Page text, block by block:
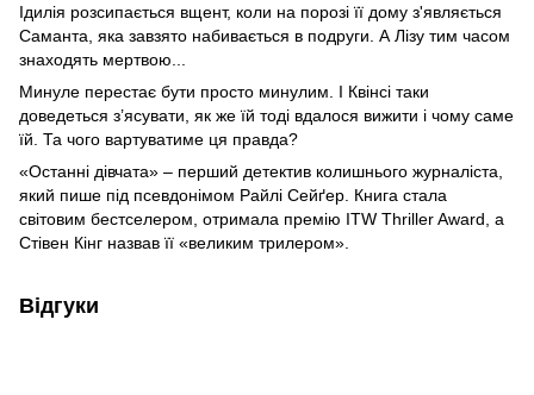
Ідилія розсипається вщент, коли на порозі її дому з'являється
Саманта, яка завзято набивається в подруги. А Лізу тим часом
знаходять мертвою...
Минуле перестає бути просто минулим. І Квінсі таки
доведеться з’ясувати, як же їй тоді вдалося вижити і чому саме
їй. Та чого вартуватиме ця правда?
«Останні дівчата» – перший детектив колишнього журналіста,
який пише під псевдонімом Райлі Сейґер. Книга стала
світовим бестселером, отримала премію ITW Thriller Award, а
Стівен Кінг назвав її «великим трилером».
Відгуки